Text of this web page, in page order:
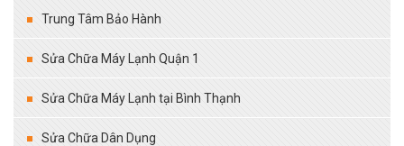
Trung Tâm Bảo Hành
Sửa Chữa Máy Lạnh Quận 1
Sửa Chữa Máy Lạnh tại Bình Thạnh
Sửa Chữa Dân Dụng